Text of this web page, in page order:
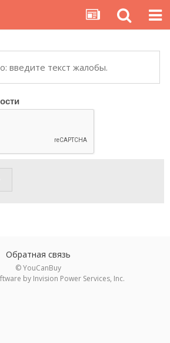
введите текст жалобы.
Обратная связь
© YouCanBuy
by Invision Power Services, Inc.